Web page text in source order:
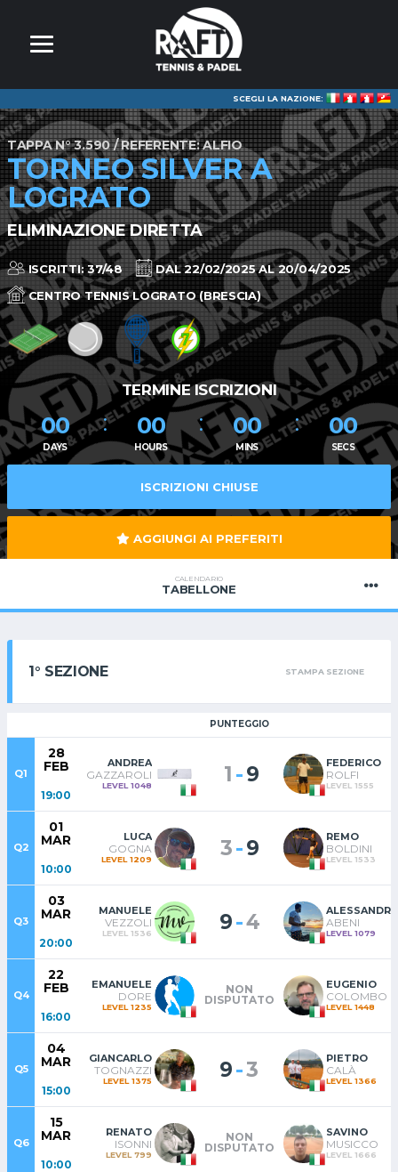
SCEGLI LA NAZIONE:
TAPPA N° 3.590 / REFERENTE: ALFIO
TORNEO SILVER A
LOGRATO
ELIMINAZIONE DIRETTA
ISCRITTI: 37/48
DAL 22/02/2025 AL 20/04/2025
CENTRO TENNIS LOGRATO (BRESCIA)
TERMINE ISCRIZIONI
00
DAYS
00
HOURS
00
MINS
00
SECS
ISCRIZIONI CHIUSE
AGGIUNGI AI PREFERITI
CALENDARIO
TABELLONE
1° SEZIONE STAMPA SEZIONE
PUNTEGGIO
Q1
28
FEB
19:00
ANDREA
GAZZAROLI
LEVEL 1048 1 -9 FEDERICO
ROLFI
LEVEL 1555
Q2
01
MAR
10:00
LUCA
GOGNA
LEVEL 1209 3-9 REMO
BOLDINI
LEVEL 1533
Q3
03
MAR
20:00
MANUELE
VEZZOLI
LEVEL 1536 9-4 ABENI
LEVEL 1079
Q4
22
FEB
16:00
EMANUELE
DORE
LEVEL 1235
NON
DISPUTATO
EUGENIO
COLOMBO
LEVEL 1448
Q5
04
MAR
15:00
GIANCARLO
TOGNAZZI
LEVEL 1375 9-3 PIETRO
CALÀ
LEVEL 1366
Q6
15
MAR
10:00
RENATO
ISONNI
LEVEL 799
NON
DISPUTATO
SAVINO
MUSICCO
LEVEL 1666